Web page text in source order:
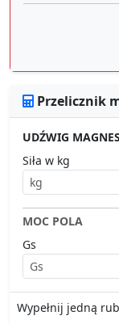
Przelicznik
UDŹWIG
Siła w kg
MOC POLA
Gs
Wypełnij jedną